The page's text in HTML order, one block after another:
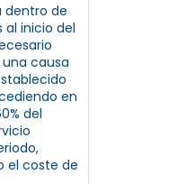
dentro de
al inicio del
causa
en
del
el coste de